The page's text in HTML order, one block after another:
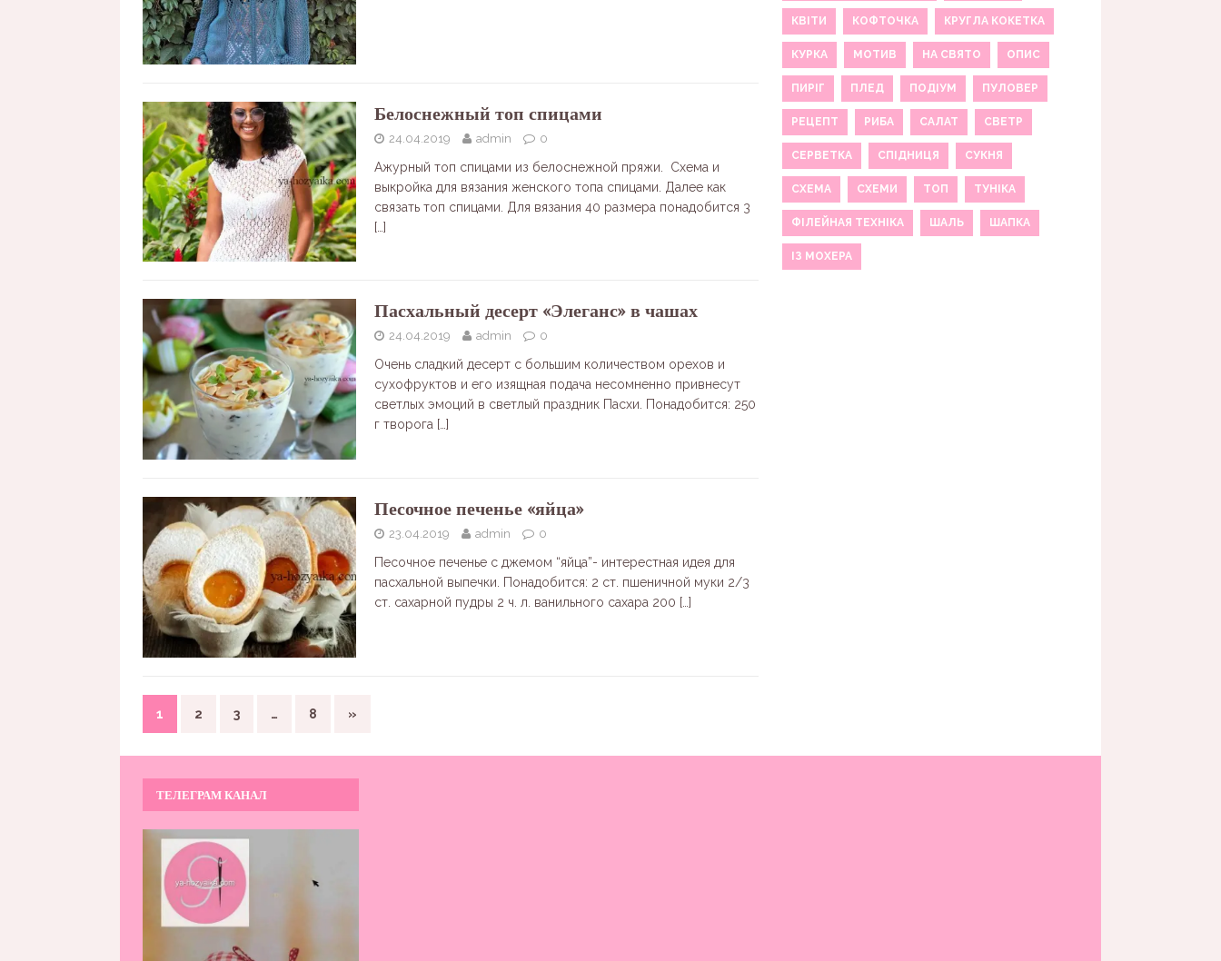
Белоснежный топ спицами
24.04.2019 admin 0
Ажурный топ спицами из белоснежной пряжи. Схема и
выкройка для вязания женского топа спицами. Далее как
связать топ спицами. Для вязания 40 размера понадобится 3
[…]
Пасхальный десерт «Элеганс» в чашах
24.04.2019 admin 0
Очень сладкий десерт с большим количеством орехов и
сухофруктов и его изящная подача несомненно привнесут
светлых эмоций в светлый праздник Пасхи. Понадобится: 250
г творога […]
Песочное печенье «яйца»
23.04.2019 admin 0
Песочное печенье с джемом “яйца”- интерестная идея для
пасхальной выпечки. Понадобится: 2 ст. пшеничной муки 2/3
ст. сахарной пудры 2 ч. л. ванильного сахара 200 […]
1 2 3 … 8 »
КВІТИ КОФТОЧКА КРУГЛА КОКЕТКА
КУРКА МОТИВ НА СВЯТО ОПИС
ПИРІГ ПЛЕД ПОДІУМ ПУЛОВЕР
РЕЦЕПТ РИБА САЛАТ СВЕТР
СЕРВЕТКА СПІДНИЦЯ СУКНЯ
СХЕМА СХЕМИ ТОП ТУНІКА
ФІЛЕЙНАЯ ТЕХНІКА ШАЛЬ ШАПКА
ІЗ МОХЕРА
ТЕЛЕГРАМ КАНАЛ